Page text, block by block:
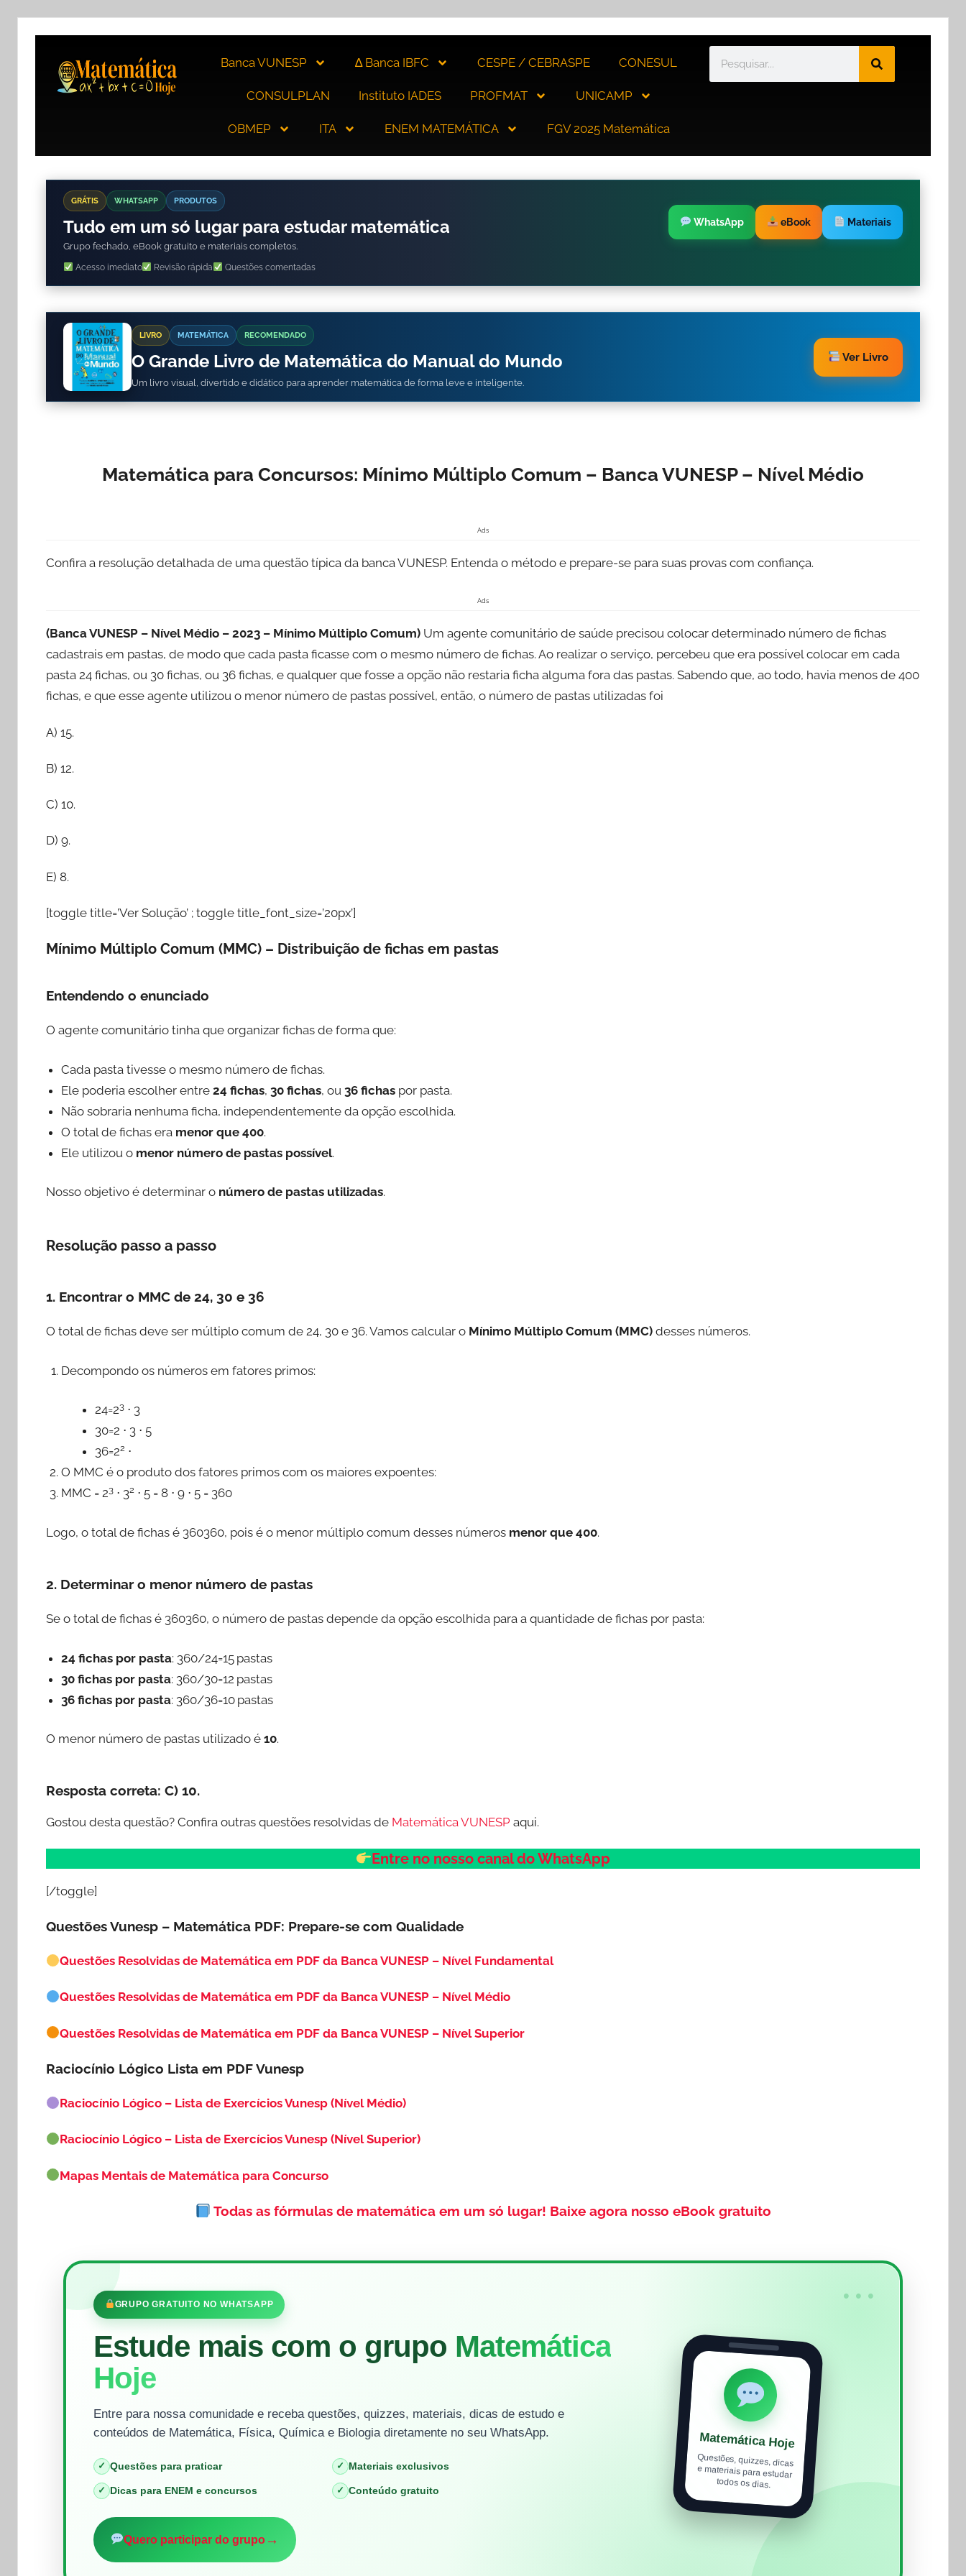
Banca VUNESP ∆ Banca IBFC CESPE / CEBRASPE CONESUL
CONSULPLAN Instituto IADES PROFMAT UNICAMP
OBMEP ITA ENEM MATEMÁTICA FGV 2025 Matemática
GRÁTIS WHATSAPP PRODUTOS
Tudo em um só lugar para estudar matemática
Grupo fechado, eBook gratuito e materiais completos.
WhatsApp eBook Materiais
Acesso imediato Revisão rápida Questões comentadas
LIVRO MATEMÁTICA RECOMENDADO
O Grande Livro de Matemática do Manual do Mundo
Um livro visual, divertido e didático para aprender matemática de forma leve e inteligente.
Ver Livro
Matemática para Concursos: Mínimo Múltiplo Comum – Banca VUNESP – Nível Médio
Ads
Confira a resolução detalhada de uma questão típica da banca VUNESP. Entenda o método e prepare-se para suas provas com confiança.
Ads
(Banca VUNESP – Nível Médio – 2023 – Mínimo Múltiplo Comum) Um agente comunitário de saúde precisou colocar determinado número de fichas
cadastrais em pastas, de modo que cada pasta ficasse com o mesmo número de fichas. Ao realizar o serviço, percebeu que era possível colocar em cada
pasta 24 fichas, ou 30 fichas, ou 36 fichas, e qualquer que fosse a opção não restaria ficha alguma fora das pastas. Sabendo que, ao todo, havia menos de 400
fichas, e que esse agente utilizou o menor número de pastas possível, então, o número de pastas utilizadas foi
A) 15.
B) 12.
C) 10.
D) 9.
E) 8.
[toggle title=’Ver Solução’ ; toggle title_font_size=’20px’]
Mínimo Múltiplo Comum (MMC) – Distribuição de fichas em pastas
Entendendo o enunciado
O agente comunitário tinha que organizar fichas de forma que:
Cada pasta tivesse o mesmo número de fichas.
Ele poderia escolher entre24 fichas,30 fichas, ou36 fichas por pasta.
Não sobraria nenhuma ficha, independentemente da opção escolhida.
O total de fichas era menor que 400.
Ele utilizou o menor número de pastas possível.
Nosso objetivo é determinar o número de pastas utilizadas.
Resolução passo a passo
1. Encontrar o MMC de 24, 30 e 36
O total de fichas deve ser múltiplo comum de 24, 30 e 36. Vamos calcular o Mínimo Múltiplo Comum (MMC) desses números.
Decompondo os números em fatores primos:
24=23 ⋅ 3
30=2 ⋅ 3 ⋅ 5
36=22 ⋅
O MMC é o produto dos fatores primos com os maiores expoentes:
MMC = 23 ⋅ 32 ⋅ 5 = 8 ⋅ 9 ⋅ 5 = 360
Logo, o total de fichas é 360360, pois é o menor múltiplo comum desses números menor que 400.
2. Determinar o menor número de pastas
Se o total de fichas é 360360, o número de pastas depende da opção escolhida para a quantidade de fichas por pasta:
24 fichas por pasta: 360/24=15 pastas
30 fichas por pasta: 360/30=12 pastas
36 fichas por pasta: 360/36=10 pastas
O menor número de pastas utilizado é 10.
Resposta correta: C) 10.
Gostou desta questão? Confira outras questões resolvidas de Matemática VUNESP aqui.
Entre no nosso canal do WhatsApp
[/toggle]
Questões Vunesp – Matemática PDF: Prepare-se com Qualidade
Questões Resolvidas de Matemática em PDF da Banca VUNESP – Nível Fundamental
Questões Resolvidas de Matemática em PDF da Banca VUNESP – Nível Médio
Questões Resolvidas de Matemática em PDF da Banca VUNESP – Nível Superior
Raciocínio Lógico Lista em PDFVunesp
Raciocínio Lógico – Lista de Exercícios Vunesp (Nível Médio)
Raciocínio Lógico – Lista de Exercícios Vunesp (Nível Superior)
Mapas Mentais de Matemática para Concurso
Todas as fórmulas de matemática em um só lugar! Baixe agora nosso eBook gratuito
•••
GRUPO GRATUITO NO WHATSAPP
Estude mais com o grupo Matemática
Hoje
Entre para nossa comunidade e receba questões, quizzes, materiais, dicas de estudo e
conteúdos de Matemática, Física, Química e Biologia diretamente no seu WhatsApp.
✓ Questões para praticar ✓ Materiais exclusivos
✓ Dicas para ENEM e concursos ✓ Conteúdo gratuito
Quero participar do grupo→
Matemática Hoje
Questões, quizzes, dicas
e materiais para estudar
todos os dias.